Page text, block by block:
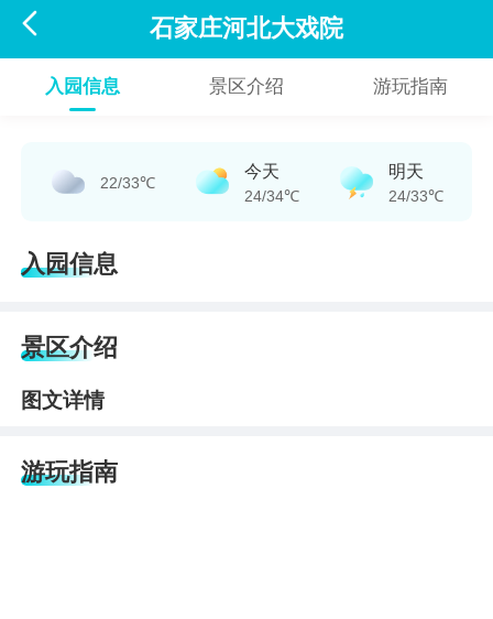
 石家庄河北大戏院
入园信息 景区介绍 游玩指南
22/33℃
今天
24/34℃
明天
24/33℃
入园信息
景区介绍
图文详情
游玩指南